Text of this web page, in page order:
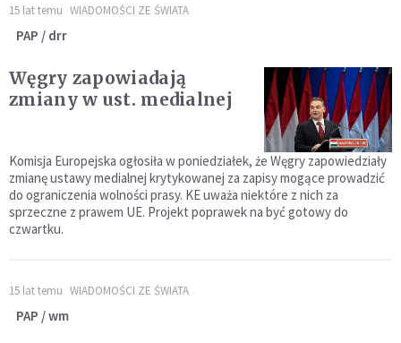
15 lat temu WIADOMOŚCI ZE ŚWIATA
PAP / drr
Węgry zapowiadają
zmiany w ust. medialnej
Komisja Europejska ogłosiła w poniedziałek, że Węgry zapowiedziały
zmianę ustawy medialnej krytykowanej za zapisy mogące prowadzić
do ograniczenia wolności prasy. KE uważa niektóre z nich za
sprzeczne z prawem UE. Projekt poprawek na być gotowy do
czwartku.
15 lat temu WIADOMOŚCI ZE ŚWIATA
PAP / wm